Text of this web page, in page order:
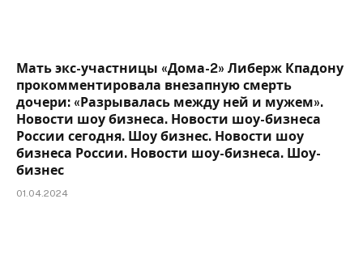
Мать экс-участницы «Дома-2» Либерж Кпадону
прокомментировала внезапную смерть
дочери: «Разрывалась между ней и мужем».
Новости шоу бизнеса. Новости шоу-бизнеса
России сегодня. Шоу бизнес. Новости шоу
бизнеса России. Новости шоу-бизнеса. Шоу-
бизнес
01.04.2024